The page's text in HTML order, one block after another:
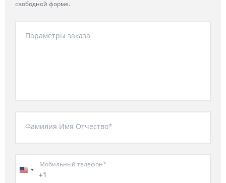
свободной форме.
Параметры заказа
Фамилия Имя Отчество*
+1
Мобильный телефон*